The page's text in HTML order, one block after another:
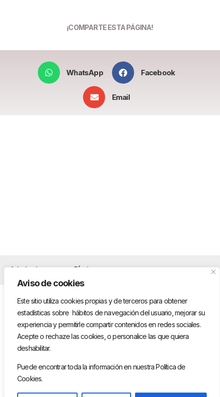
Aviso de cookies
Este sitio utiliza cookies propias y de terceros para obtener
estadísticas sobre hábitos de navegación del usuario, mejorar su
experiencia y permitirle compartir contenidos en redes sociales.
Acepte o rechaze las cookies, o personalice las que quiera
deshabilitar.
Puede encontrar toda la información en nuestra Política de
Cookies.
¡COMPARTE ESTA PÁGINA!
WhatsApp Facebook
Email
Aviso legal
Términos y